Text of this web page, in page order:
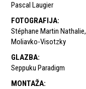
Pascal Laugier
FOTOGRAFIJA:
Stéphane Martin Nathalie,
Moliavko-Visotzky
GLAZBA:
Seppuku Paradigm
MONTAŽA: